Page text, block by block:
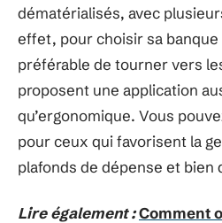
dématérialisés, avec
effet, pour choisir sa banque
préférable de tourner vers
proposent une application
qu’ergonomique. Vous
pour ceux qui favorisent la
plafonds de dépense et bien
Lire également :Comment